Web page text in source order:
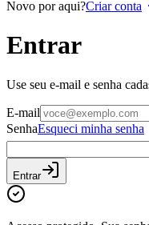
Novo por aqui?Criar conta
Entrar
Use seu e-mail e senha
E-mail
SenhaEsqueci minha senha
Entrar